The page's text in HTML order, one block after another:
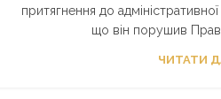
притягнення до
що він порушив
ЧИТАТИ